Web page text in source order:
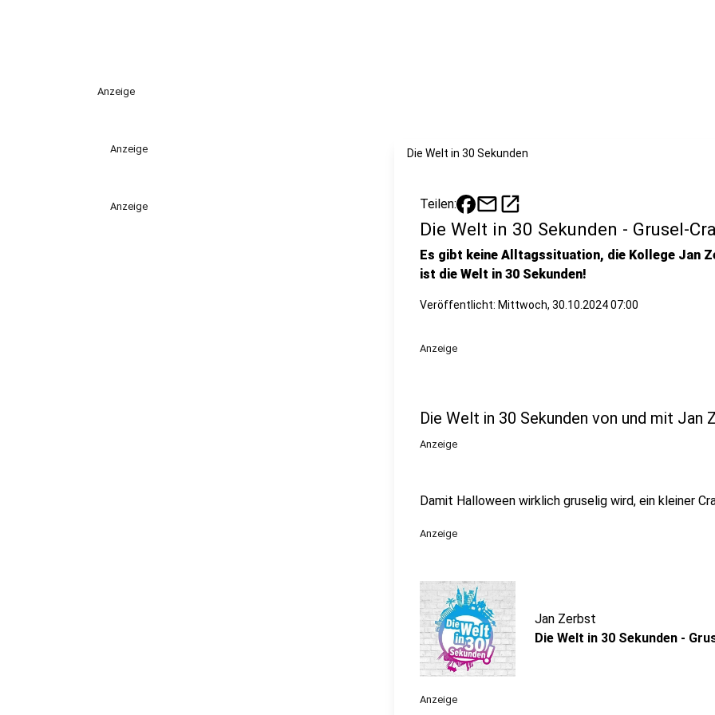
Anzeige
Anzeige
Anzeige
Die Welt in 30 Sekunden
Teilen: mailopen_in_new
Die Welt in 30 Sekunden - Grusel-
Es gibt keine Alltagssituation, die Kollege Jan
ist die Welt in 30 Sekunden!
Veröffentlicht: Mittwoch, 30.10.2024 07:00
Anzeige
Die Welt in 30 Sekunden von und mit Jan
Anzeige
Damit Halloween wirklich gruselig wird, ein kleiner
Anzeige
Jan Zerbst
Die Welt in 30 Sekunden -
Anzeige